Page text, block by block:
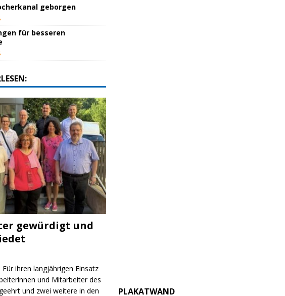
geborgen
für besseren
gewürdigt und
ihren langjährigen Einsatz
und Mitarbeiter des
und zwei weitere in den
PLAKATWAND